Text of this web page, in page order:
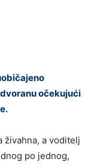
očekujući
živahna, a voditelj
po jednog,